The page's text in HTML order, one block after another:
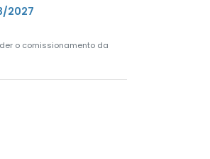
2027
o comissionamento da